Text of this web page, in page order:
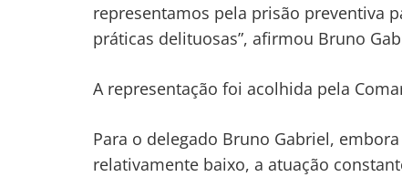
representamos pela prisão preventiva
práticas delituosas”, afirmou Bruno
A representação foi acolhida pela
Para o delegado Bruno Gabriel,
relativamente baixo, a atuação